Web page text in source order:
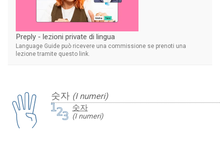
숫자 (I numeri)
숫자
(I numeri)
Preply - lezioni private di lingua
Language Guide può ricevere una commissione se prenoti una
lezione tramite questo link.